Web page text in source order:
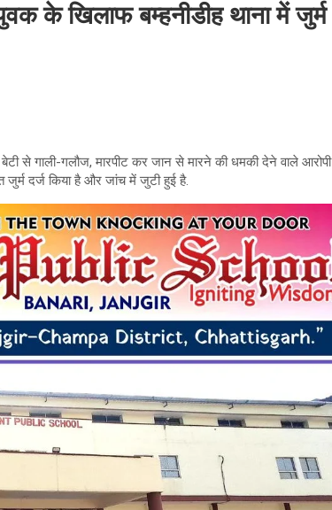
के खिलाफ बम्हनीडीह थाना में जुर्म
बेटी से गाली-गलौज, मारपीट कर जान से मारने की धमकी देने वाले आरोपी
दर्ज किया है और जांच में जुटी हुई है.